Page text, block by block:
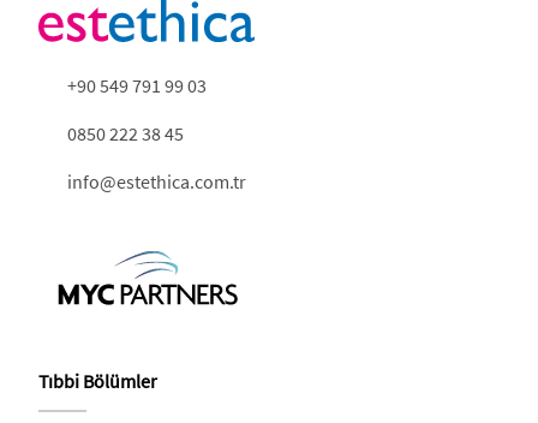
+90 549 791 99 03
0850 222 38 45
info@estethica.com.tr
Tıbbi Bölümler